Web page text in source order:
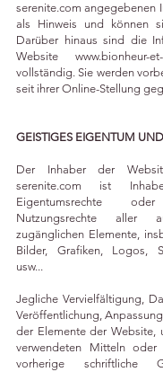
serenite.com angegebenen
als Hinweis und können
Darüber hinaus sind die
Website www.bionheur-
vollständig. Sie werden
seit ihrer Online-Stellung
GEISTIGES EIGENTUM
Der Inhaber der
serenite.com ist
Eigentumsrechte
Nutzungsrechte aller
zugänglichen Elemente,
Bilder, Grafiken, Logos,
usw...
Jegliche Vervielfältigung,
Veröffentlichung,
der Elemente der Website,
verwendeten Mitteln oder
vorherige schriftliche